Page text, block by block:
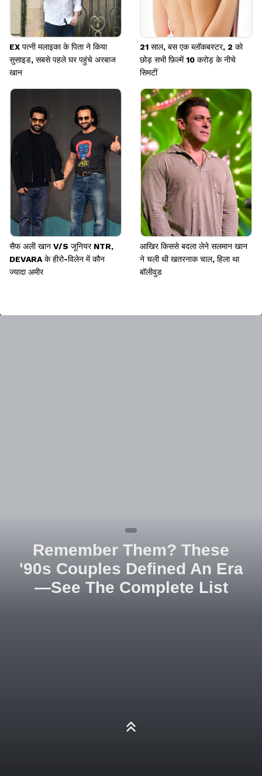
EX पत्नी मलाइका के पिता ने किया
सुसाइड, सबसे पहले घर पहुंचे अरबाज
खान
21 साल, बस एक ब्लॉकबस्टर, 2 को
छोड़ सभी फ़िल्में 10 करोड़ के नीचे
सिमटीं
सैफ अली खान V/S जूनियर NTR,
DEVARA के हीरो-विलेन में कौन
ज्यादा अमीर
आखिर किससे बदला लेने सलमान खान
ने चली थी खतरनाक चाल, हिला था
बॉलीवुड